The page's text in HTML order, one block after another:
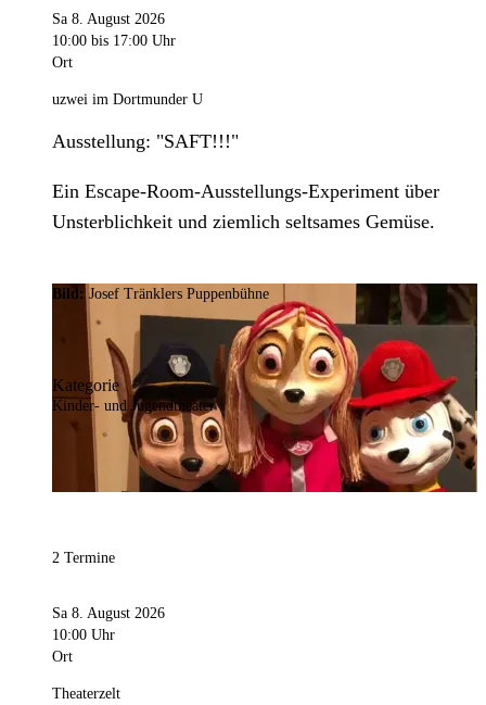
Sa 8. August 2026
10:00 bis 17:00 Uhr
Ort
uzwei im Dortmunder U
Ausstellung: "SAFT!!!"
Ein Escape-Room-Ausstellungs-Experiment über
Unsterblichkeit und ziemlich seltsames Gemüse.
Bild:Josef Tränklers Puppenbühne
Kategorie
Kinder- und Jugendtheater
2 Termine
Sa 8. August 2026
10:00 Uhr
Ort
Theaterzelt